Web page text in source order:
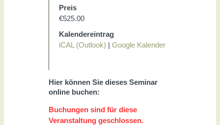
Preis
€525.00
Kalendereintrag
iCAL (Outlook) | Google Kalender
Hier können Sie dieses Seminar
online buchen:
Buchungen sind für diese
Veranstaltung geschlossen.